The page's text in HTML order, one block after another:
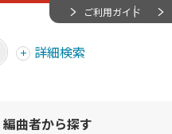
ご利用ガイド
詳細検索
編曲者から探す